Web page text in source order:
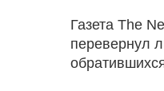
Газета The
перевернул